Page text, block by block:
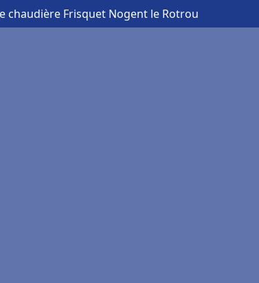
chaudière Frisquet Nogent le Rotrou